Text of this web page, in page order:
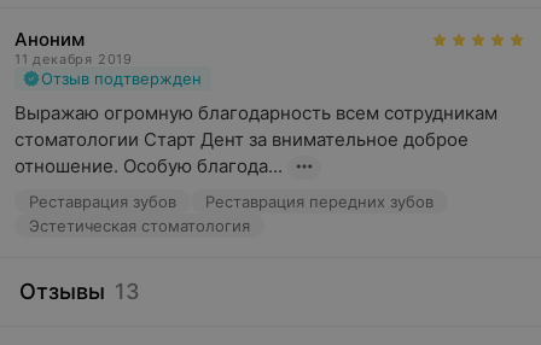
Аноним
11 декабря 2019
Отзыв подтвержден
Выражаю огромную благодарность всем сотрудникам
стоматологии Старт Дент за внимательное доброе
отношение. Особую благода...
Реставрация зубов
Реставрация передних зубов
Эстетическая стоматология
Отзывы 13